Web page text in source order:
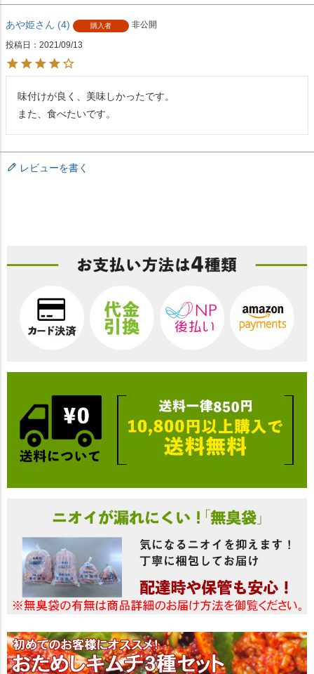
あや姫 4 購入者 非公開
投稿日 2021/09/13
味付けが良く、美味しかったです。
また、食べたいです。
レビューを書く